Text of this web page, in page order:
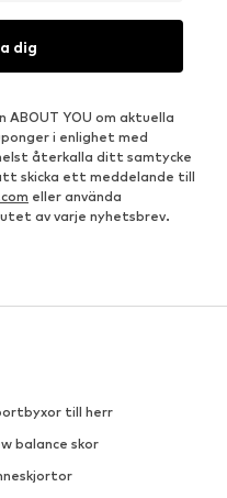
dig
YOU om aktuella
i enlighet med
återkalla ditt samtycke
skicka ett meddelande till
eller använda
av varje nyhetsbrev.
till herr
balance skor